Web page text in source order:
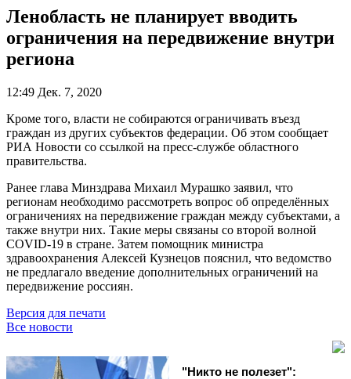
Ленобласть не планирует вводить
ограничения на передвижение внутри
региона
12:49 Дек. 7, 2020
Кроме того, власти не собираются ограничивать въезд
граждан из других субъектов федерации. Об этом сообщает
РИА Новости со ссылкой на пресс-службе областного
правительства.
Ранее глава Минздрава Михаил Мурашко заявил, что
регионам необходимо рассмотреть вопрос об определённых
ограничениях на передвижение граждан между субъектами, а
также внутри них. Такие меры связаны со второй волной
COVID-19 в стране. Затем помощник министра
здравоохранения Алексей Кузнецов пояснил, что ведомство
не предлагало введение дополнительных ограничений на
передвижение россиян.
Версия для печати
Все новости
"Никто не полезет":